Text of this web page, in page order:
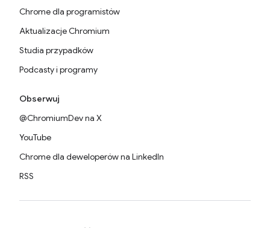
Chrome dla programistów
Aktualizacje Chromium
Studia przypadków
Podcasty i programy
Obserwuj
@ChromiumDev na X
YouTube
Chrome dla deweloperów na LinkedIn
RSS